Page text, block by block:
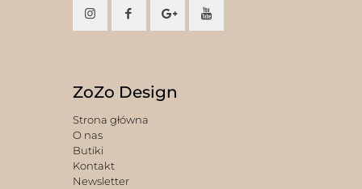
ZoZo Design
Strona główna
O nas
Butiki
Kontakt
Newsletter